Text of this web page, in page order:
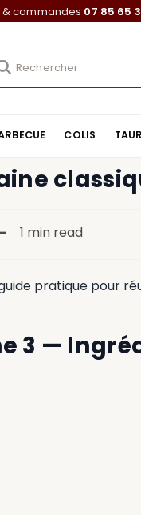
& commandes 07 85 65
COLIS
1 min read
pratique pour
3 —